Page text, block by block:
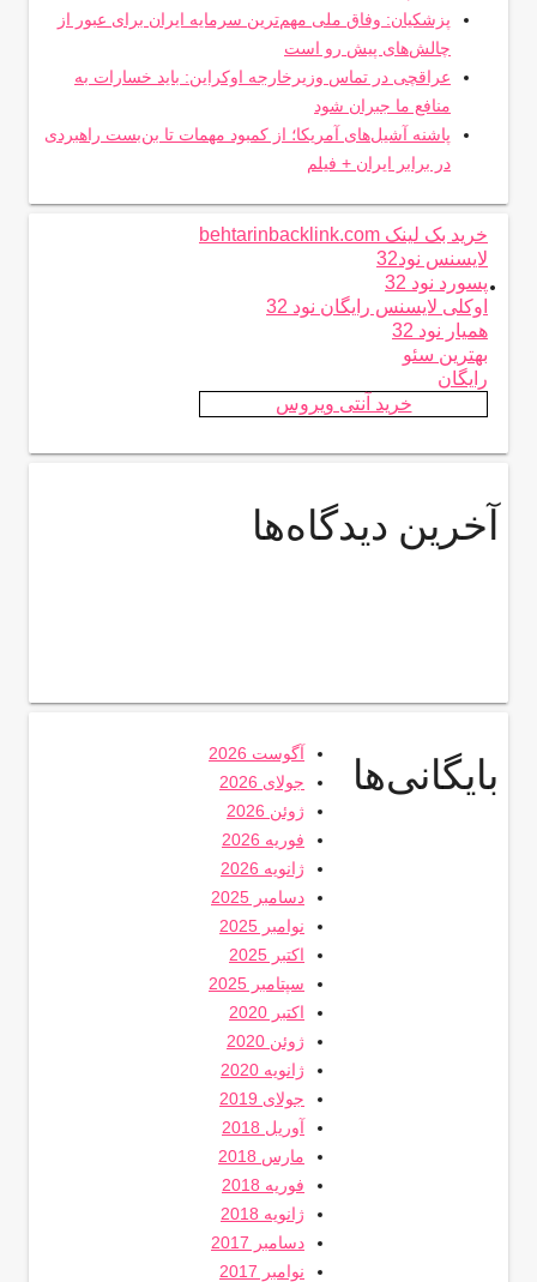
پزشکیان: وفاق ملی مهم‌ترین سرمایه ایران برای عبور از
چالش‌های پیش رو است
عراقچی در تماس وزیرخارجه اوکراین: باید خسارات به
منافع ما جبران شود
پاشنه آشیل‌های آمریکا؛ از کمبود مهمات تا بن‌بست راهبردی
در برابر ایران + فیلم
.
خرید بک لینک behtarinbacklink.com
لایسنس نود32
پسورد نود 32
اوکلی لایسنس رایگان نود 32
همیار نود 32
بهترین سئو
رایگان
خرید آنتی ویروس
آخرین دیدگاه‌ها
بایگانی‌ها
آگوست 2026
جولای 2026
ژوئن 2026
فوریه 2026
ژانویه 2026
دسامبر 2025
نوامبر 2025
اکتبر 2025
سپتامبر 2025
اکتبر 2020
ژوئن 2020
ژانویه 2020
جولای 2019
آوریل 2018
مارس 2018
فوریه 2018
ژانویه 2018
دسامبر 2017
نوامبر 2017